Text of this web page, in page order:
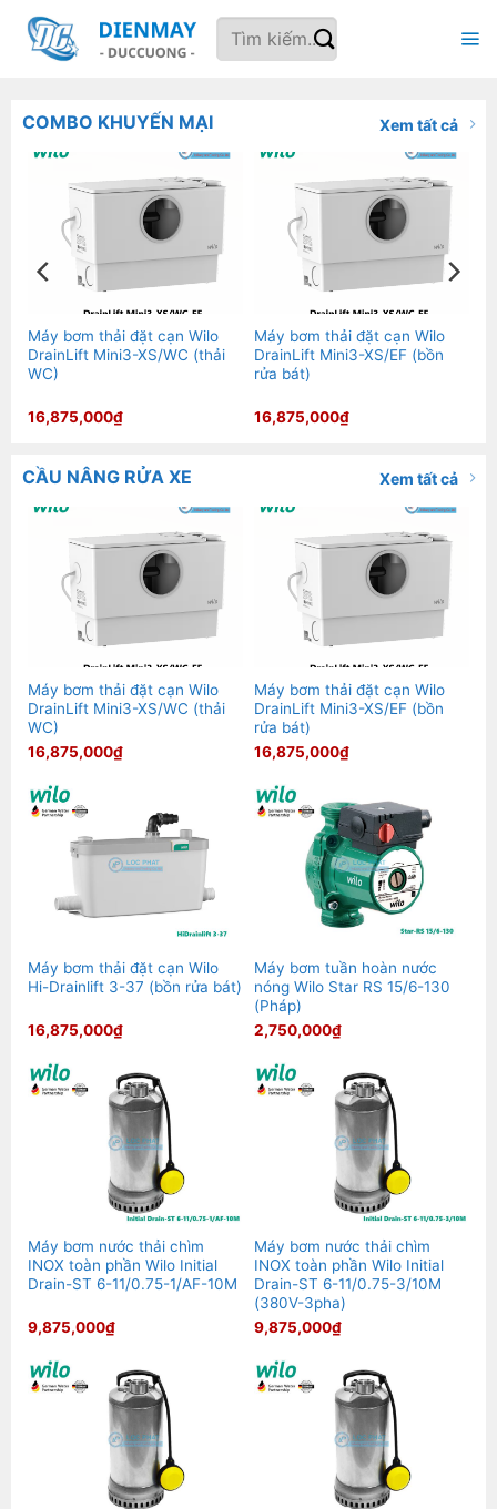
qua
Tìm
kiếm:
COMBO KHUYẾN MẠI Xem tất cả
Máy bơm thải đặt cạn Wilo
DrainLift Mini3-XS/WC (thải
WC)
16,875,000₫
Máy bơm thải đặt cạn Wilo
DrainLift Mini3-XS/EF (bồn
rửa bát)
16,875,000₫
CẦU NÂNG RỬA XE Xem tất cả
Máy bơm thải đặt cạn Wilo
DrainLift Mini3-XS/WC (thải
WC)
16,875,000₫
Máy bơm thải đặt cạn Wilo
DrainLift Mini3-XS/EF (bồn
rửa bát)
16,875,000₫
Máy bơm thải đặt cạn Wilo
Hi-Drainlift 3-37 (bồn rửa bát)
16,875,000₫
Máy bơm tuần hoàn nước
nóng Wilo Star RS 15/6-130
(Pháp)
2,750,000₫
Máy bơm nước thải chìm
INOX toàn phần Wilo Initial
Drain-ST 6-11/0.75-1/AF-10M
9,875,000₫
Máy bơm nước thải chìm
INOX toàn phần Wilo Initial
Drain-ST 6-11/0.75-3/10M
(380V-3pha)
9,875,000₫